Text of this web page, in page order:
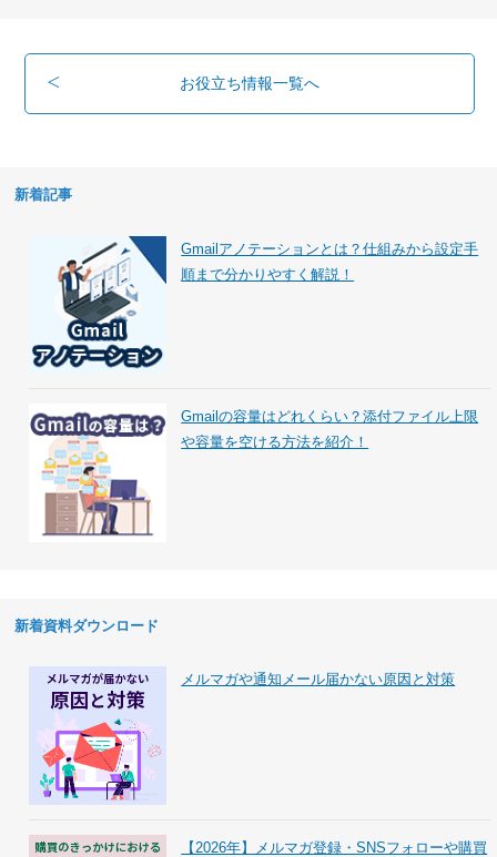
お役立ち情報一覧へ
新着記事
Gmailアノテーションとは？仕組みから設定手
順まで分かりやすく解説！
Gmailの容量はどれくらい？添付ファイル上限
や容量を空ける方法を紹介！
新着資料ダウンロード
メルマガや通知メール届かない原因と対策
【2026年】メルマガ登録・SNSフォローや購買